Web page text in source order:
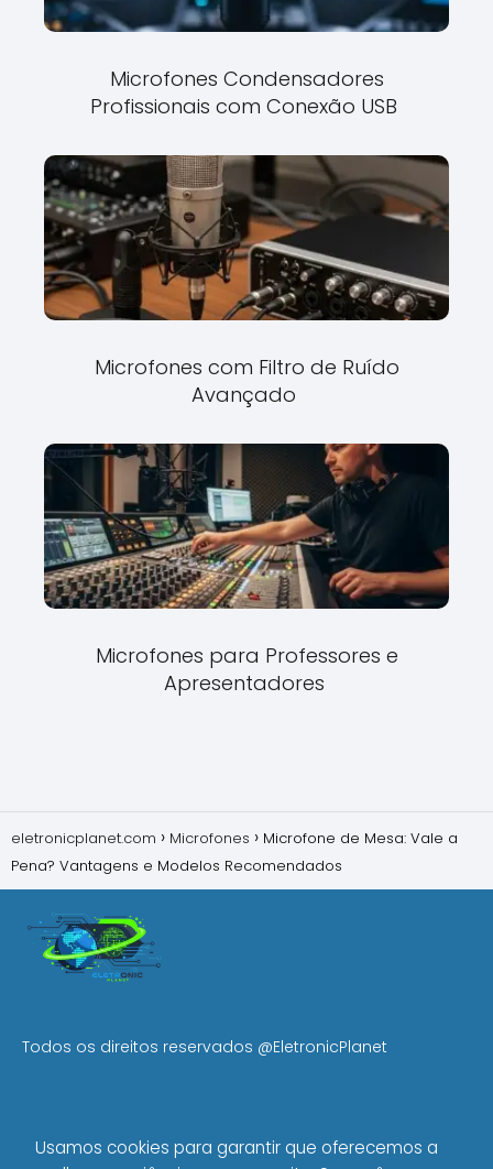
Microfones Condensadores
Profissionais com Conexão USB
Microfones com Filtro de Ruído
Avançado
Microfones para Professores e
Apresentadores
eletronicplanet.com Microfones
Microfone de Mesa: Vale a
Pena? Vantagens e Modelos Recomendados
Todos os direitos reservados @EletronicPlanet
Início
Usamos cookies para garantir que oferecemos a